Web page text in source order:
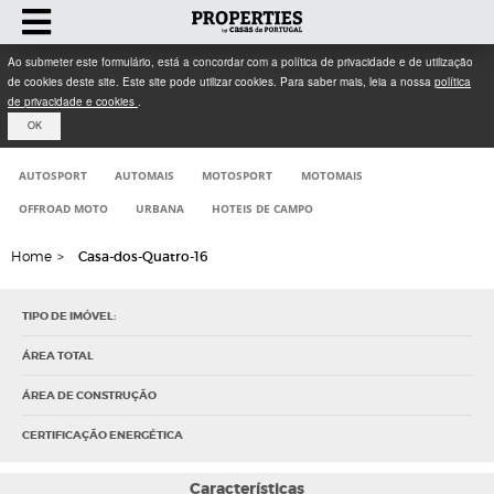
Ao submeter este formulário, está a concordar com a política de privacidade e de utilização
de cookies deste site. Este site pode utilizar cookies. Para saber mais, leia a nossa política
de privacidade e cookies .
OK
AUTOSPORT AUTOMAIS MOTOSPORT MOTOMAIS
OFFROAD MOTO URBANA HOTEIS DE CAMPO
Home > Casa-dos-Quatro-16
TIPO DE IMÓVEL:
ÁREA TOTAL
ÁREA DE CONSTRUÇÃO
CERTIFICAÇÃO ENERGÉTICA
Características